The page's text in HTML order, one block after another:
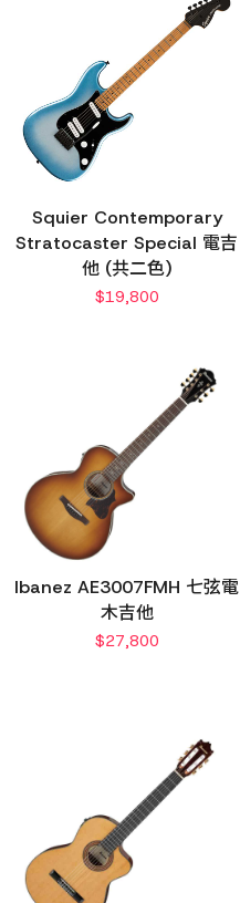
Squier Contemporary
Stratocaster Special 電吉
他 (共二色)
$19,800
Ibanez AE3007FMH 七弦電
木吉他
$27,800